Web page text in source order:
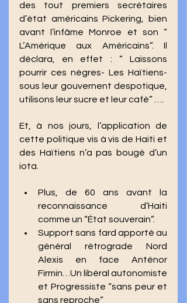
des tout premiers secrétaires
d’état américains Pickering, bien
avant l’infâme Monroe et son “
L’Amérique aux Américains”. Il
déclara, en effet : “ Laissons
pourrir ces nègres- Les Haïtiens-
sous leur gouvernent despotique,
utilisons leur sucre et leur café” ….
Et, à nos jours, l’application de
cette politique vis à vis de Haiti et
des Haïtiens n’a pas bougé d’un
iota.
Plus, de 60 ans avant la
reconnaissance d’Haiti
comme un “État souverain”.
Support sans fard apporté au
général rétrograde Nord
Alexis en face Anténor
Firmin…Un libéral autonomiste
et Progressiste “sans peur et
sans reproche”